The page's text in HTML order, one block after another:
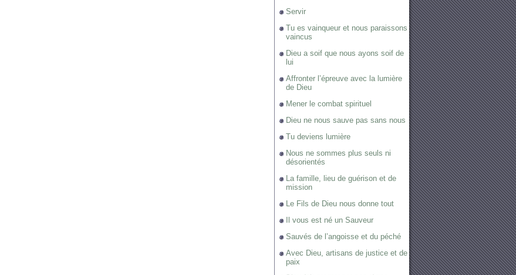
Servir
Tu es vainqueur et nous paraissons
vaincus
Dieu a soif que nous ayons soif de
lui
Affronter l’épreuve avec la lumière
de Dieu
Mener le combat spirituel
Dieu ne nous sauve pas sans nous
Tu deviens lumière
Nous ne sommes plus seuls ni
désorientés
La famille, lieu de guérison et de
mission
Le Fils de Dieu nous donne tout
Il vous est né un Sauveur
Sauvés de l’angoisse et du péché
Avec Dieu, artisans de justice et de
paix